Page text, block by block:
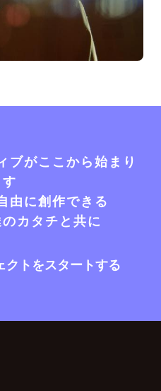
ブがここから始まり
由に創作できる
カタチと共に
クトをスタートする